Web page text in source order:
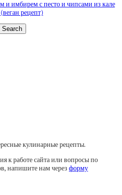
и имбирем с песто и чипсами из кале
(веган рецепт)
кулинарные рецепты.
к работе сайта или вопросы по
напишите нам через форму